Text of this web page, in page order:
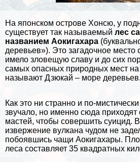
На японском острове Хонсю, у
существует так называемый лес
названием Аокигахара
деревьев»). Это загадочное место
имело зловещую славу и до сих
самых опасных природных мест
называют Дзюкай – море деревьев.
Как это ни странно и по-
звучало, но именно сюда
мастей, чтобы совершить суицид.
извержение вулкана чудом не
побоявшись чащи Аокигахары.
леса составляет 35 квадратных